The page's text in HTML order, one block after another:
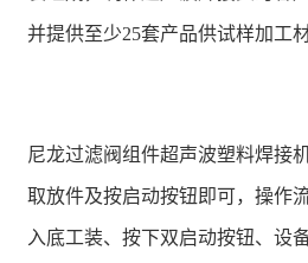
并提供至少25套产品供试样加工
尼龙过滤阀组件超声波塑料焊接
取放件及按启动按钮即可，操作
入底工装、按下双启动按钮、设